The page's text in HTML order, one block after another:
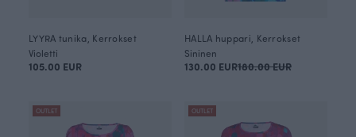
LYYRA tunika, Kerrokset
Violetti
105.00 EUR
HALLA huppari, Kerrokset
Sininen
130.00 EUR180.00 EUR
OUTLET OUTLET